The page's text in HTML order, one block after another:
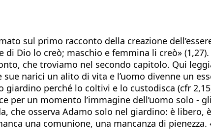
sul primo racconto della creazione
Dio lo creò; maschio e femmina li creò» (1,27).
che troviamo nel secondo capitolo. Qui
narici un alito di vita e l’uomo divenne un
giardino perché lo coltivi e lo custodisca (cfr
un momento l’immagine dell’uomo solo -
che osserva Adamo solo nel giardino: è libero,
una comunione, una mancanza di